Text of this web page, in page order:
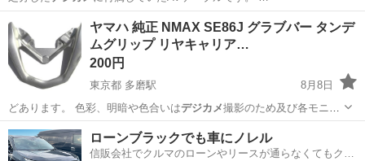
山口駅 その他
ヤマハ 純正 NMAX SE86J グラブバー タンデ
ムグリップ リヤキャリア…
200円
東京都 多磨駅
8月8日
どあります。 色彩、明暗や色合いはデジカメ撮影のため及び各モニタ
設定により実物…
東京 府中市 多磨駅 ヤマハ
ローンブラックでも車にノレル
信販会社でクルマのローンやリースが通らなくてもクル